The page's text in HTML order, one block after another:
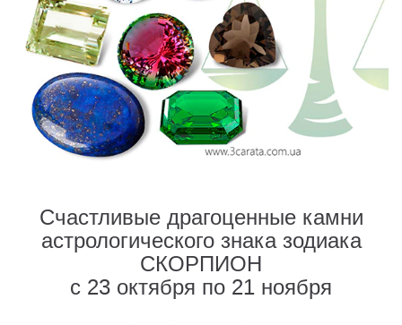
Счастливые драгоценные камни
астрологического знака зодиака
СКОРПИОН
с 23 октября по 21 ноября